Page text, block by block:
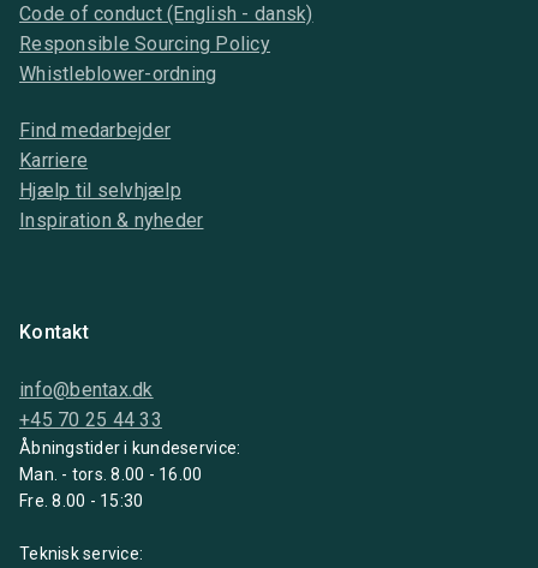
Code of conduct (English - dansk)
Responsible Sourcing Policy
Whistleblower-ordning
Find medarbejder
Karriere
Hjælp til selvhjælp
Inspiration & nyheder
Kontakt
info@bentax.dk
+45 70 25 44 33
Åbningstider i kundeservice:
Man. - tors. 8.00 - 16.00
Fre. 8.00 - 15:30
Teknisk service: